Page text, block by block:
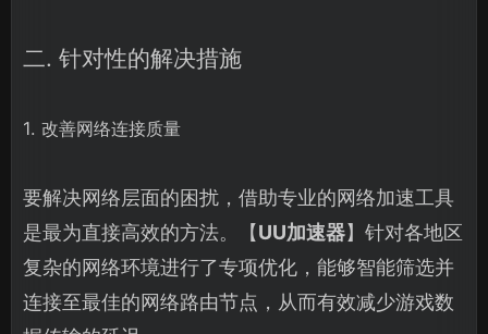
二. 针对性的解决措施
1. 改善网络连接质量
要解决网络层面的困扰，借助专业的网络加速工具
是最为直接高效的方法。【UU加速器】针对各地区
复杂的网络环境进行了专项优化，能够智能筛选并
连接至最佳的网络路由节点，从而有效减少游戏数